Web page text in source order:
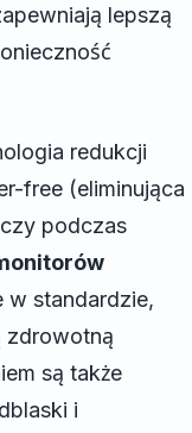
lepszą
redukcji
free (eliminująca
podczas
w standardzie,
zdrowotną
są także
i